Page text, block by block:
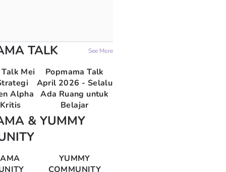
TALK See More
Mei
Alpha
Popmama Talk
April 2026 - Selalu
Ada Ruang untuk
Belajar
& YUMMY
YUMMY
COMMUNITY